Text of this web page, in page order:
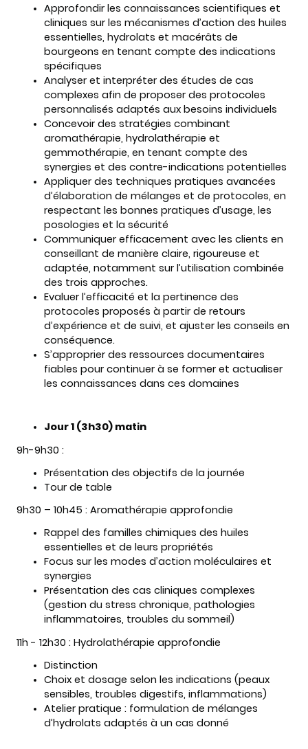
Approfondir les connaissances scientifiques et
cliniques sur les mécanismes d’action des huiles
essentielles, hydrolats et macérâts de
bourgeons en tenant compte des indications
spécifiques
Analyser et interpréter des études de cas
complexes afin de proposer des protocoles
personnalisés adaptés aux besoins individuels
Concevoir des stratégies combinant
aromathérapie, hydrolathérapie et
gemmothérapie, en tenant compte des
synergies et des contre-indications potentielles
Appliquer des techniques pratiques avancées
d’élaboration de mélanges et de protocoles, en
respectant les bonnes pratiques d’usage, les
posologies et la sécurité
Communiquer efficacement avec les clients en
conseillant de manière claire, rigoureuse et
adaptée, notamment sur l’utilisation combinée
des trois approches.
Evaluer l’efficacité et la pertinence des
protocoles proposés à partir de retours
d’expérience et de suivi, et ajuster les conseils en
conséquence.
S’approprier des ressources documentaires
fiables pour continuer à se former et actualiser
les connaissances dans ces domaines
Jour 1 (3h30) matin
9h-9h30 :
Présentation des objectifs de la journée
Tour de table
9h30 – 10h45 : Aromathérapie approfondie
Rappel des familles chimiques des huiles
essentielles et de leurs propriétés
Focus sur les modes d’action moléculaires et
synergies
Présentation des cas cliniques complexes
(gestion du stress chronique, pathologies
inflammatoires, troubles du sommeil)
11h - 12h30 : Hydrolathérapie approfondie
Distinction
Choix et dosage selon les indications (peaux
sensibles, troubles digestifs, inflammations)
Atelier pratique : formulation de mélanges
d’hydrolats adaptés à un cas donné